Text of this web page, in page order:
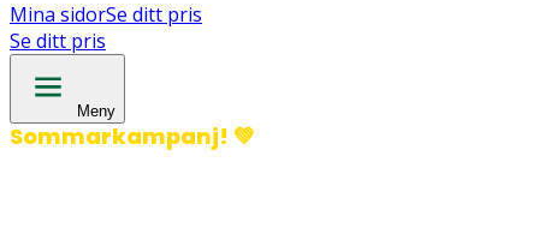
Mina sidorSe ditt pris
Se ditt pris
Meny
Sommarkampanj! 💚